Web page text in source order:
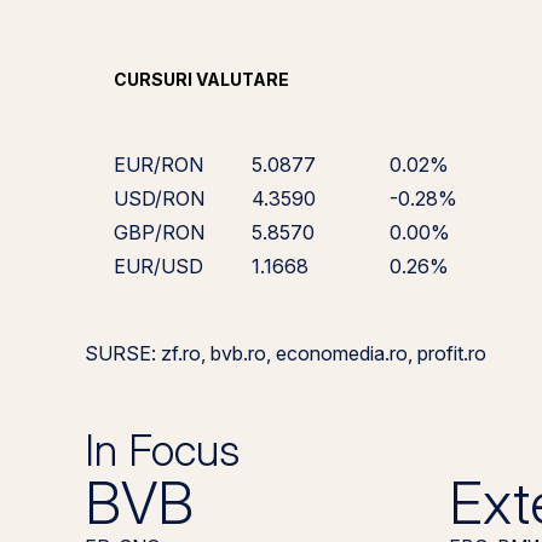
CURSURI VALUTARE
EUR/RON 5.0877
0.02%
USD/RON
4.3590
-0.28%
GBP/RON
5.8570
0.00%
EUR/USD
1.1668 0.26%
SURSE: zf.ro, bvb.ro, economedia.ro, profit.ro
In Focus
BVB